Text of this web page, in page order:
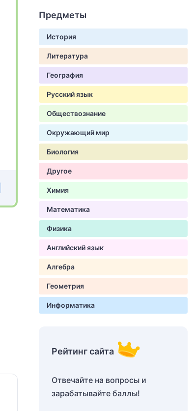
Предметы
История
Литература
География
Русский язык
Обществознание
Окружающий мир
Биология
Другое
Химия
Математика
Физика
Английский язык
Алгебра
Геометрия
Информатика
Рейтинг сайта
Отвечайте на вопросы и
зарабатывайте баллы!